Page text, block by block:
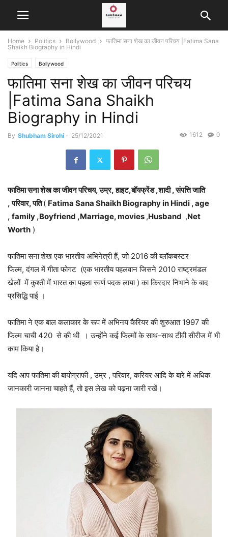
Home Politics Bollywood
फातिमा सना शेख का जीवन परिचय |Fatima Sana
Shaikh Biography in Hindi
Politics Bollywood
फातिमा सना शेख का जीवन परिचय
|Fatima Sana Shaikh
Biography in Hindi
By Shubham Sirohi - 25/12/2021 0
1612
फातिमा सना शेख का जीवन परिचय, उम्र, हाइट,बॉयफ्रेंड ,शादी , संपत्ति जाति
, परिवार, पति( Fatima Sana Shaikh Biography in Hindi , age
, family ,Boyfriend ,Marriage, movies ,Husband ,Net
Worth )
फातिमा सनाशेख एक भारतीय अभिनेत्री हैं, जो 2016 की ब्लॉकबस्टर
फिल्म, दंगल में गीता फोगट (एक भारतीय पहलवान जिसने 2010 राष्ट्रमंडल
खेलों में कुश्ती में भारत का पहला स्वर्ण पदक लाया ) का किरदार निभाने के बाद
प्रसिद्धि पाई ।
फातिमा ने एक बाल कलाकार के रूप में अभिनय कैरियर की शुरुआत 1997 की
फिल्म चाची 420 से की थी । उन्होंने कई फिल्मों के साथ-साथ टीवी सीरीज में भी
काम किया है।
यदि आप फातिमा की बायोग्राफी , उम्र , परिवार, करियर आदि के बारे में अधिक
जानकारी जानना चाहते हैं, तो इस लेख को पढ़ना जारी रखें।